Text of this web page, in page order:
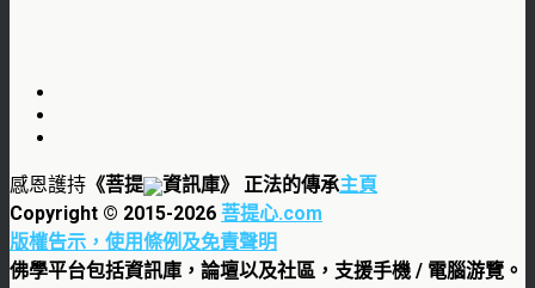
感恩護持 《菩提 資訊庫》 正法的傳承主頁
Copyright © 2015-2026 菩提心.com
版權告示，使用條例及免責聲明
佛學平台包括資訊庫，論壇以及社區，支援手機 / 電腦游覽。